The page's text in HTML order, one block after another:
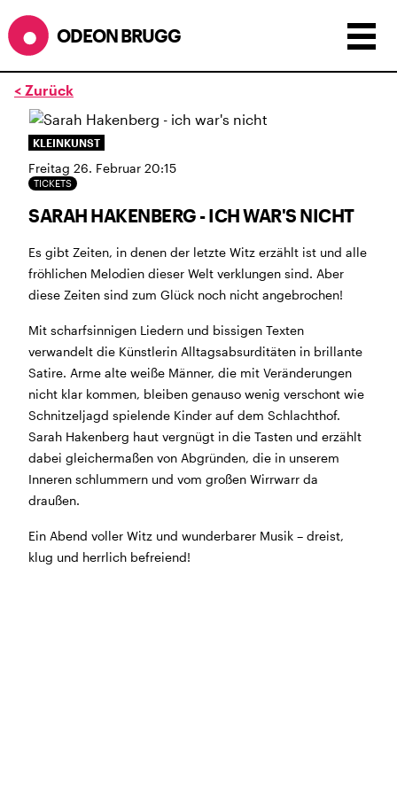
ODEON BRUGG
Anzeigen als:
ÖFFNUNGSZEITEN
CINEMA2.7. bis 1.9. geschlossen
BÜHNE 2.7. bis 3.9. geschlossen
ZMITTAG
2.7. bis 9.8. geschlossen
BAR+BISTRO
kurze Sommerpause, ab dem 10.8. sind
STADTFEST BRUGG
während demStadtfest Brugg, 20. bis 30. August,
bleibt das Haus jeweils von Freitag Abend bis Montag
Morgen geschlossen
Reguläre Öffnungszeiten:
CINEMA und BÜHNE
Tickets und Gutscheine können an der Kinokasse und
an der Bar gekauft werden.
< Zurück
KLEINKUNST
Freitag 26. Februar 20:15
TICKETS
SARAH HAKENBERG - ICH WAR'S NICHT
Es gibt Zeiten, in denen der letzte Witz erzählt ist und alle
fröhlichen Melodien dieser Welt verklungen sind. Aber
diese Zeiten sind zum Glück noch nicht angebrochen!
Mit scharfsinnigen Liedern und bissigen Texten
verwandelt die Künstlerin Alltagsabsurditäten in brillante
Satire. Arme alte weiße Männer, die mit Veränderungen
nicht klar kommen, bleiben genauso wenig verschont wie
Schnitzeljagd spielende Kinder auf dem Schlachthof.
Sarah Hakenberg haut vergnügt in die Tasten und erzählt
dabei gleichermaßen von Abgründen, die in unserem
Inneren schlummern und vom großen Wirrwarr da
draußen.
Ein Abend voller Witz und wunderbarer Musik – dreist,
klug und herrlich befreiend!